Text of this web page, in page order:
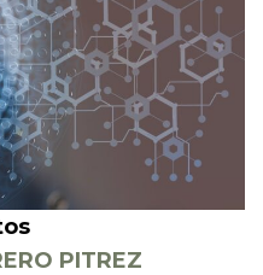
PITREZ